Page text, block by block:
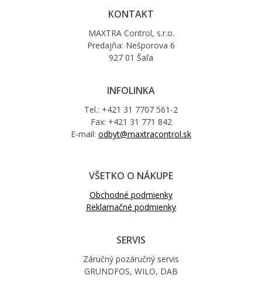
KONTAKT
MAXTRA Control, s.r.o.
Predajňa: Nešporova 6
927 01 Šaľa
INFOLINKA
Tel.: +421 31 7707 561-2
Fax: +421 31 771 842
E-mail: odbyt@maxtracontrol.sk
VŠETKO O NÁKUPE
Obchodné podmienky
Reklamačné podmienky
SERVIS
Záručný pozáručný servis
GRUNDFOS, WILO, DAB